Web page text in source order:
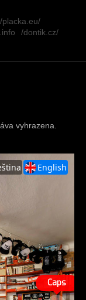
/placka.eu/
/dontik.cz/
vyhrazena.